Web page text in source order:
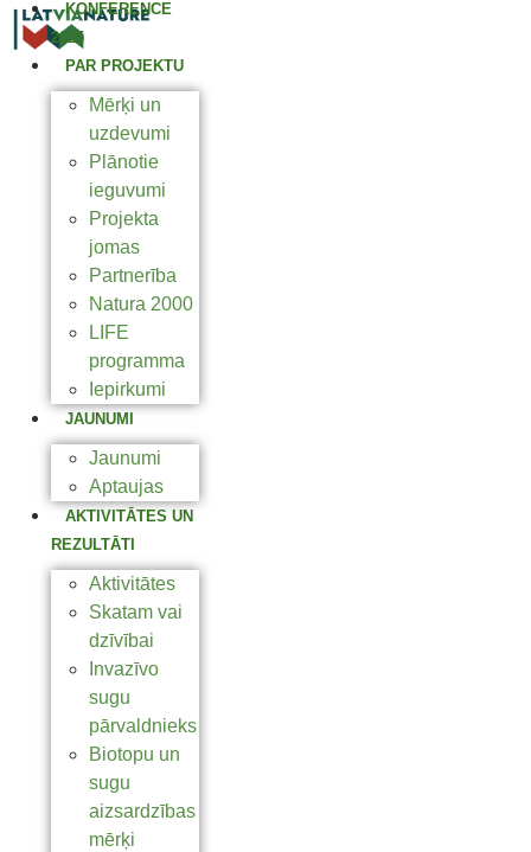
KONFERENCE
2025
PAR PROJEKTU
Mērķi un
uzdevumi
Plānotie
ieguvumi
Projekta
jomas
Partnerība
Natura 2000
LIFE
programma
Iepirkumi
JAUNUMI
Jaunumi
Aptaujas
AKTIVITĀTES UN
REZULTĀTI
Aktivitātes
Skatam vai
dzīvībai
Invazīvo
sugu
pārvaldnieks
Biotopu un
sugu
aizsardzības
mērķi